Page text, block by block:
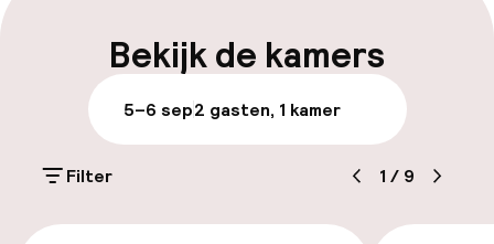
Parkeren & mobiliteit
Parkeergelegenheid op eigen terrein
(buiten)
Bekijk de kamers
5–6 sep2 gasten, 1 kamer
Filter 1 / 9